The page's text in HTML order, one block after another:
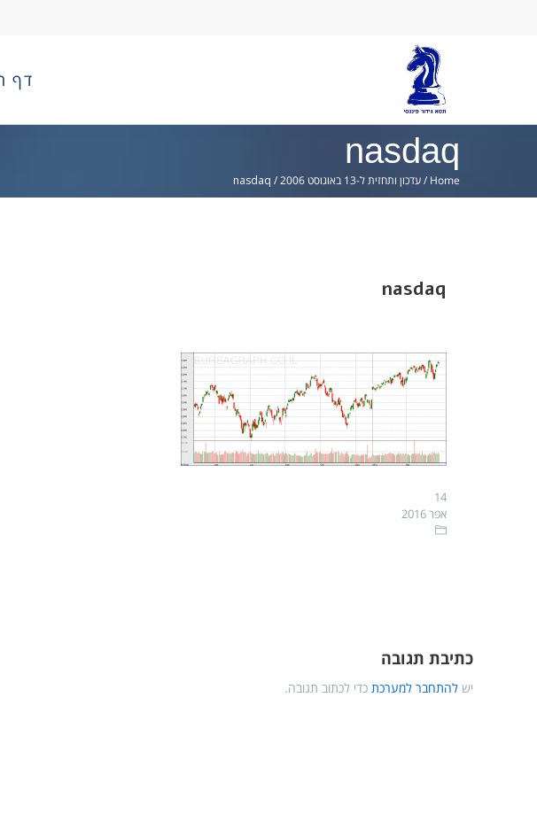
דף
nasdaq
Home
/עדכון ותחזית ל-13 באוגוסט 2006 /
nasdaq
nasdaq
14
אפר 2016
כתיבת תגובה
יש להתחבר למערכת כדי לכתוב תגובה.